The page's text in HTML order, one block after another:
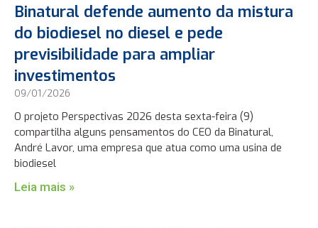
Binatural defende aumento da mistura
do biodiesel no diesel e pede
previsibilidade para ampliar
investimentos
09/01/2026
O projeto Perspectivas 2026 desta sexta-feira (9)
compartilha alguns pensamentos do CEO da Binatural,
André Lavor, uma empresa que atua como uma usina de
biodiesel
Leia mais »